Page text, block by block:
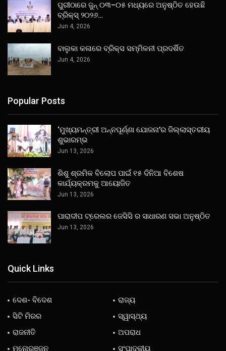
ପୁରୀଠାରେ ଜୁନ୍ ୦୩–୦୫ ମଧ୍ୟରେ ଅନୁଷ୍ଠିତ ହେଉଛି
ବ୍ରିକ୍ସ୍ ୨୦୨୬…
Jun 4, 2026
ବାଲୁକା କଳାରେ ବ୍ରିକ୍ସ ସମ୍ମିଳନୀ ପ୍ରଦର୍ଶିତ
Jun 4, 2026
Popular Posts
‘ମୁଖ୍ୟମନ୍ତ୍ରୀ ଅନ୍ନପୂର୍ଣ୍ଣା ଯୋଜନା’ର ଜିଲ୍ଲାସ୍ତରୀୟ
ଶୁଭାରମ୍ଭ
Jun 13, 2026
ଶିଶୁ ଶ୍ରମିକ ବିଲୋପ ପାଇଁ ୧୫ ଦିନିଆ ବିଶେଷ
କାର୍ଯ୍ୟକ୍ରମକୁ ଆୟୋଜିତ
Jun 13, 2026
ପାରାଦୀପ ଟ୍ରେଲର ଜେସିସି ର ସାଧାରଣ ସଭା ଅନୁଷ୍ଠିତ
Jun 13, 2026
Quick Links
ଦେଶ- ବିଦେଶ
ରାଜ୍ୟ
ସିଟି ମିରର
ସ୍ୱାସ୍ଥ୍ୟ
ରାଜନୀତି
ଅପରାଧ
ମନୋରଞ୍ଜନ
ସଂପାଦକୀୟ